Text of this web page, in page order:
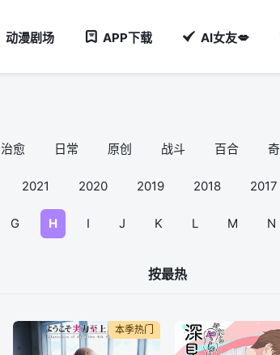
动漫剧场 APP下载 AI女友💋
治愈 日常 原创 战斗 百合
2021 2020 2019 2018 2017
G H I J K L M N
按最热
本季热门